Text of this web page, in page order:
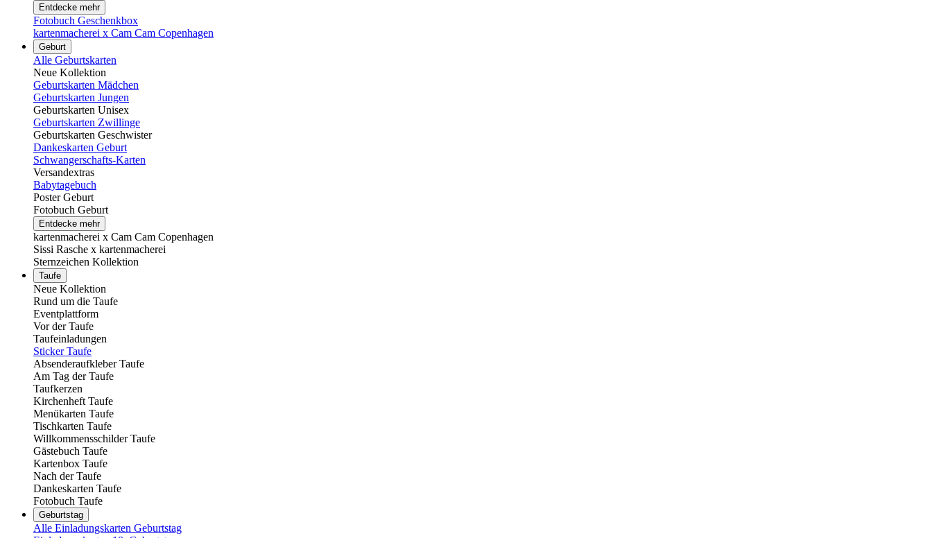
Entdecke mehr
Fotobuch Geschenkbox
kartenmacherei x Cam Cam Copenhagen
Geburt
Alle Geburtskarten
Neue Kollektion
Geburtskarten Mädchen
Geburtskarten Jungen
Geburtskarten Unisex
Geburtskarten Zwillinge
Geburtskarten Geschwister
Dankeskarten Geburt
Schwangerschafts-Karten
Versandextras
Babytagebuch
Poster Geburt
Fotobuch Geburt
Entdecke mehr
kartenmacherei x Cam Cam Copenhagen
Sissi Rasche x kartenmacherei
Sternzeichen Kollektion
Taufe
Neue Kollektion
Rund um die Taufe
Eventplattform
Vor der Taufe
Taufeinladungen
Sticker Taufe
Absenderaufkleber Taufe
Am Tag der Taufe
Taufkerzen
Kirchenheft Taufe
Menükarten Taufe
Tischkarten Taufe
Willkommensschilder Taufe
Gästebuch Taufe
Kartenbox Taufe
Nach der Taufe
Dankeskarten Taufe
Fotobuch Taufe
Geburtstag
Alle Einladungskarten Geburtstag